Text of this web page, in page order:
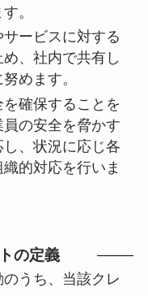
。
ービスに対する
、社内で共有し
めます。
確保することを
の安全を脅かす
、状況に応じ各
的対応を行いま
の定義
うち、当該クレ